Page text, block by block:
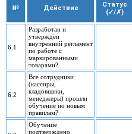
№ Действие
Статус
(✓/✗)
6.1
Разработан и
утверждён
внутренний регламент
по работе с
маркированными
товарами?
6.2
Все сотрудники
(кассиры,
кладовщики,
менеджеры) прошли
обучение по новым
правилам?
Обучение
подтверждено